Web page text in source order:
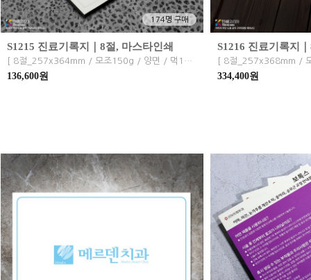
174명 구매
S1215 진료기록지｜8절, 마스타인쇄
[ 8절_257x364mm / 모조150g / 양면 / 먹1도 검정 / 1000장 ] 진료기록지, 진료차트, 병원, 의원, 한의원. 치과, 성형외과, 피부과, 정형외과 등
136,600원
S1216 진료기록지
334,400원